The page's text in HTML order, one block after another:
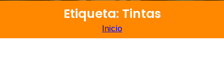
Etiqueta: Tintas
Inicio